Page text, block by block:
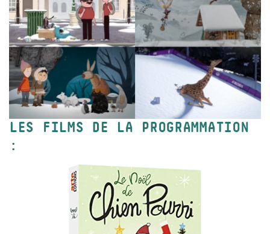
LES FILMS DE LA PROGRAMMATION
: